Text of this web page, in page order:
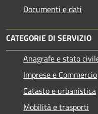
Documenti e dati
CATEGORIE DI SERVIZIO
Anagrafe e stato
Imprese e Commercio
Catasto e urbanistica
Mobilità e trasporti